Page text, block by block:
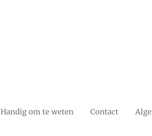
Handig om te weten Contact